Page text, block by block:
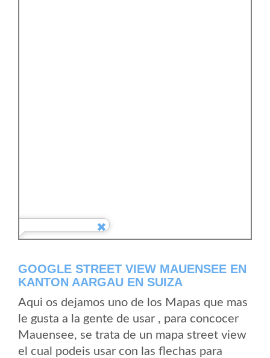
GOOGLE STREET VIEW MAUENSEE EN
KANTON AARGAU EN SUIZA
Aqui os dejamos uno de los Mapas que mas
le gusta a la gente de usar , para concocer
Mauensee, se trata de un mapa street view
el cual podeis usar con las flechas para